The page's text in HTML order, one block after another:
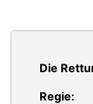
Die
Regie: